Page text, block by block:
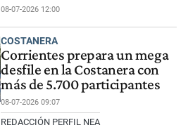
08-07-2026 12:00
COSTANERA
Corrientes prepara un mega
desfile en la Costanera con
más de 5.700 participantes
08-07-2026 09:07
REDACCIÓN PERFIL NEA